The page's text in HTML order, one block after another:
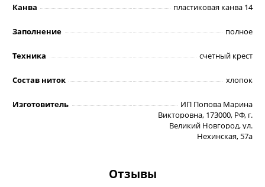
Канва пластиковая канва 14
Заполнение полное
Техника счетный крест
Состав ниток хлопок
Изготовитель
ИП Попова Марина
Викторовна, 173000, РФ, г.
Великий Новгород, ул.
Нехинская, 57а
Отзывы